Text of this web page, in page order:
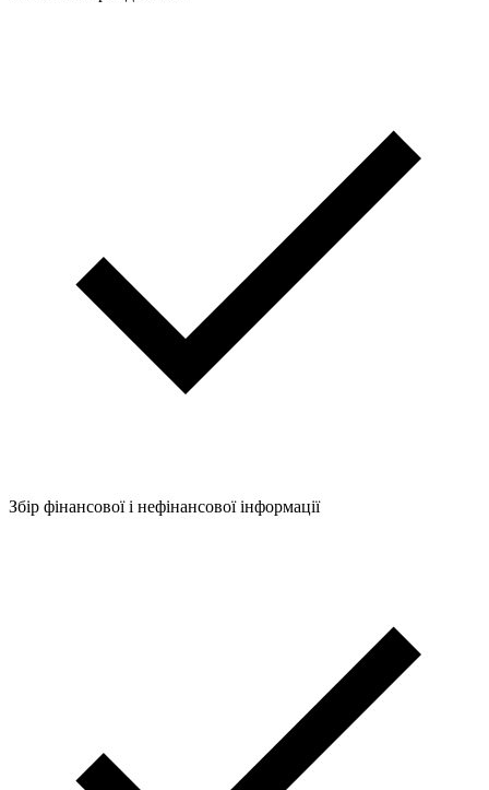
Збір фінансової і нефінансової інформації